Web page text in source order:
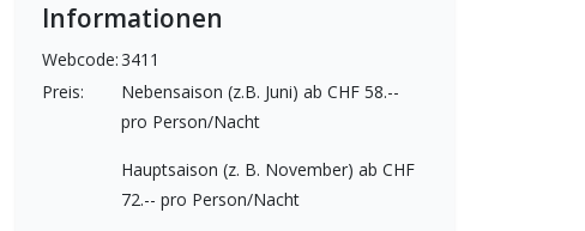
Informationen
Webcode:3411
Preis:
Nebensaison (z.B. Juni) ab CHF 58.--
pro Person/Nacht
Hauptsaison (z. B. November) ab CHF
72.-- pro Person/Nacht